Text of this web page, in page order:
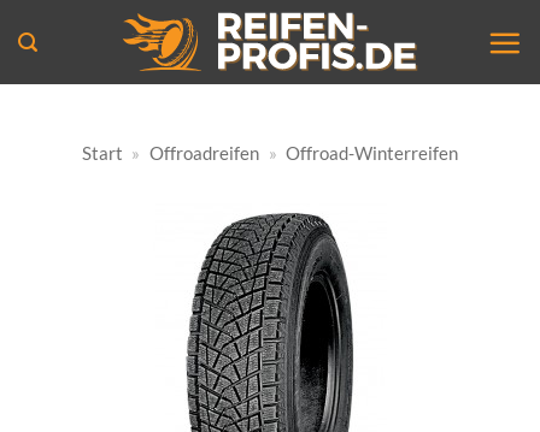
Inhalt
springen
Start » Offroadreifen » Offroad-Winterreifen